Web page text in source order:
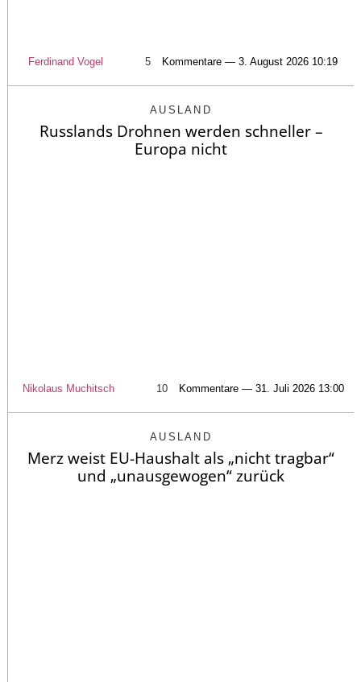
Ferdinand Vogel 5 Kommentare — 3. August 2026 10:19
AUSLAND
Russlands Drohnen werden schneller –
Europa nicht
Nikolaus Muchitsch 10 Kommentare — 31. Juli 2026 13:00
AUSLAND
Merz weist EU-Haushalt als „nicht tragbar“
und „unausgewogen“ zurück